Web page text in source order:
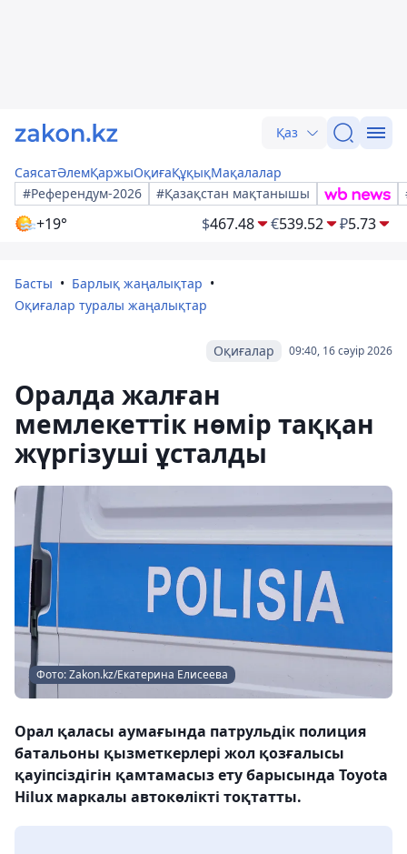
Қаз
СаясатӘлемҚаржыОқиғаҚұқықМақалалар
#Референдум-2026
#Қазақстан мақтанышы
+19° $467.48 €539.52 ₽5.73
Басты
Барлық жаңалықтар
Оқиғалар туралы жаңалықтар
09:40, 16 сәуір 2026
Оқиғалар
Оралда жалған
мемлекеттік нөмір таққан
жүргізуші ұсталды
Фото: Zakon.kz/Екатерина Елисеева
Орал қаласы аумағында патрульдік полиция
батальоны қызметкерлері жол қозғалысы
қауіпсіздігін қамтамасыз ету барысында Toyota
Hilux маркалы автокөлікті тоқтатты.